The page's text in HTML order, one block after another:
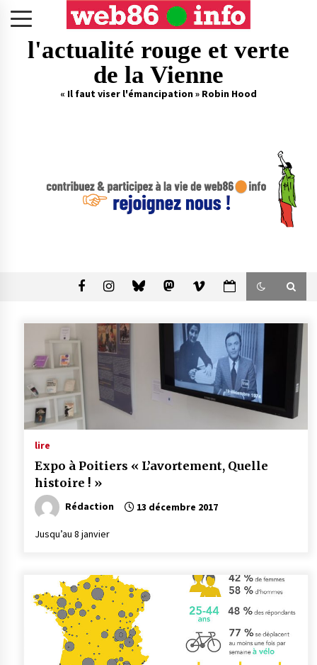
l'actualité rouge et verte
de la Vienne
« Il faut viser l'émancipation » Robin Hood
lire
Expo à Poitiers « L’avortement, Quelle
histoire ! »
Rédaction 13 décembre 2017
Jusqu’au 8 janvier